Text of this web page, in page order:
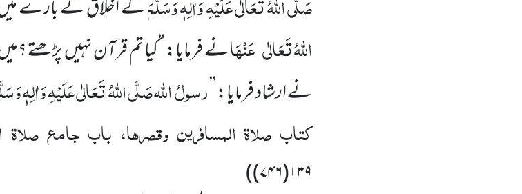
کے اَخلاق کے بارے
اللّٰہُ تَعَالٰی عَنْہَانے فرمایا: ’’کیا تم قرآن نہیں
نے ارشاد فرمایا: ’’رسولُاللّٰہصَلَّی اللّٰہُ تَعَالٰی عَلَیْہِ وَاٰلِہٖ
کتاب صلاۃ المسافرین وقصرہا، باب جامع صلاۃ
۱۳۹(۷۴۶)
)